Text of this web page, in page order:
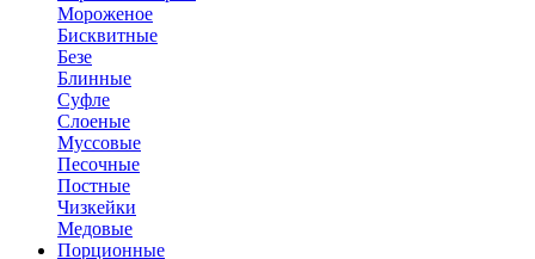
Мороженое
Бисквитные
Безе
Блинные
Суфле
Слоеные
Муссовые
Песочные
Постные
Чизкейки
Медовые
Порционные